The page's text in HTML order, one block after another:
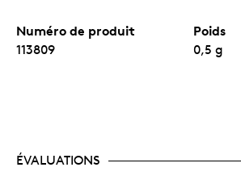
Numéro de produit
113809
Poids
0,5 g
ÉVALUATIONS